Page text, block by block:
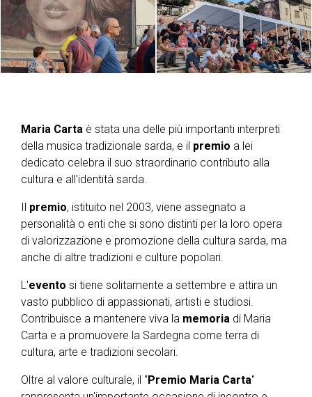
Maria Carta è stata una delle più importanti interpreti
della musica tradizionale sarda, e il premio a lei
dedicato celebra il suo straordinario contributo alla
cultura e all'identità sarda.
Il premio, istituito nel 2003, viene assegnato a
personalità o enti che si sono distinti per la loro opera
di valorizzazione e promozione della cultura sarda, ma
anche di altre tradizioni e culture popolari.
L'evento si tiene solitamente a settembre e attira un
vasto pubblico di appassionati, artisti e studiosi.
Contribuisce a mantenere viva la memoria di Maria
Carta e a promuovere la Sardegna come terra di
cultura, arte e tradizioni secolari.
Oltre al valore culturale, il "Premio Maria Carta"